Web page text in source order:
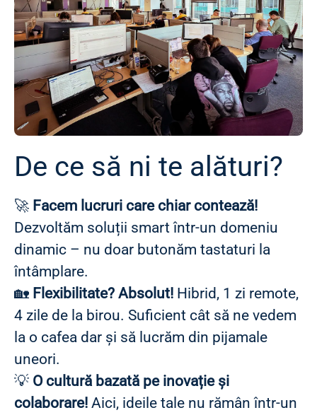
De ce să ni te alături?
🚀 Facem lucruri care chiar contează!
Dezvoltăm soluții smart într-un domeniu
dinamic – nu doar butonăm tastaturi la
întâmplare.
🏡 Flexibilitate? Absolut! Hibrid, 1 zi remote,
4 zile de la birou. Suficient cât să ne vedem
la o cafea dar și să lucrăm din pijamale
uneori.
💡 O cultură bazată pe inovație și
colaborare! Aici, ideile tale nu rămân într-un